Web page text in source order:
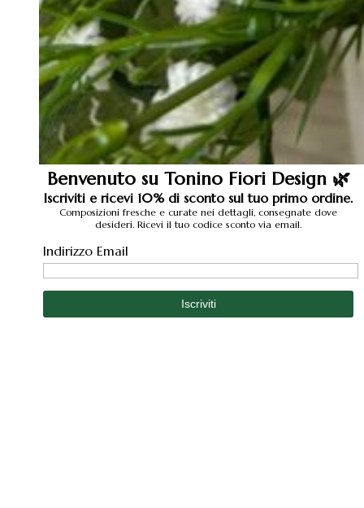
Benvenuto su Tonino Fiori Design 🌿
Iscriviti e ricevi 10% di sconto sul tuo primo ordine.
Composizioni fresche e curate nei dettagli, consegnate dove
desideri. Ricevi il tuo codice sconto via email.
Indirizzo Email